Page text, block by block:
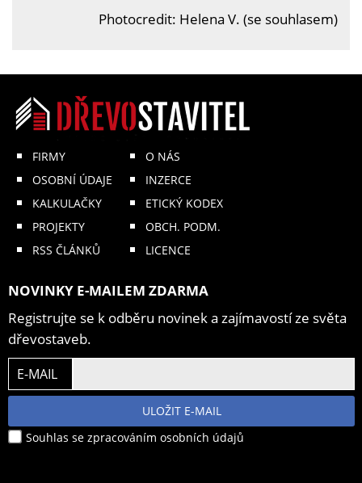
Photocredit: Helena V. (se souhlasem)
FIRMY
OSOBNÍ ÚDAJE
KALKULAČKY
PROJEKTY
RSS ČLÁNKŮ
O NÁS
INZERCE
ETICKÝ KODEX
OBCH. PODM.
LICENCE
NOVINKY E-MAILEM ZDARMA
Registrujte se k odběru novinek a zajímavostí ze světa
dřevostaveb.
E-MAIL
ULOŽIT E-MAIL
Souhlas se zpracováním osobních údajů